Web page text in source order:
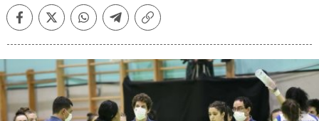
FacebookTwitterWhatsappTelegramCopiar